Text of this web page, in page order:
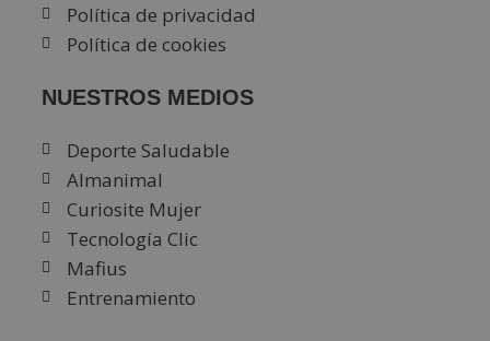
Política de privacidad
Política de cookies
NUESTROS MEDIOS
Deporte Saludable
Almanimal
Curiosite Mujer
Tecnología Clic
Mafius
Entrenamiento